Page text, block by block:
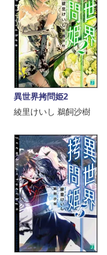
異世界拷問姫2
綾里けいし 鵜飼沙樹